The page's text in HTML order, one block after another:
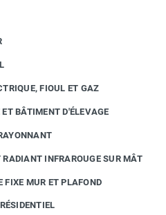
FIOUL ET GAZ
BÂTIMENT D'ÉLEVAGE
INFRAROUGE SUR MÂT
FIXE MUR ET PLAFOND